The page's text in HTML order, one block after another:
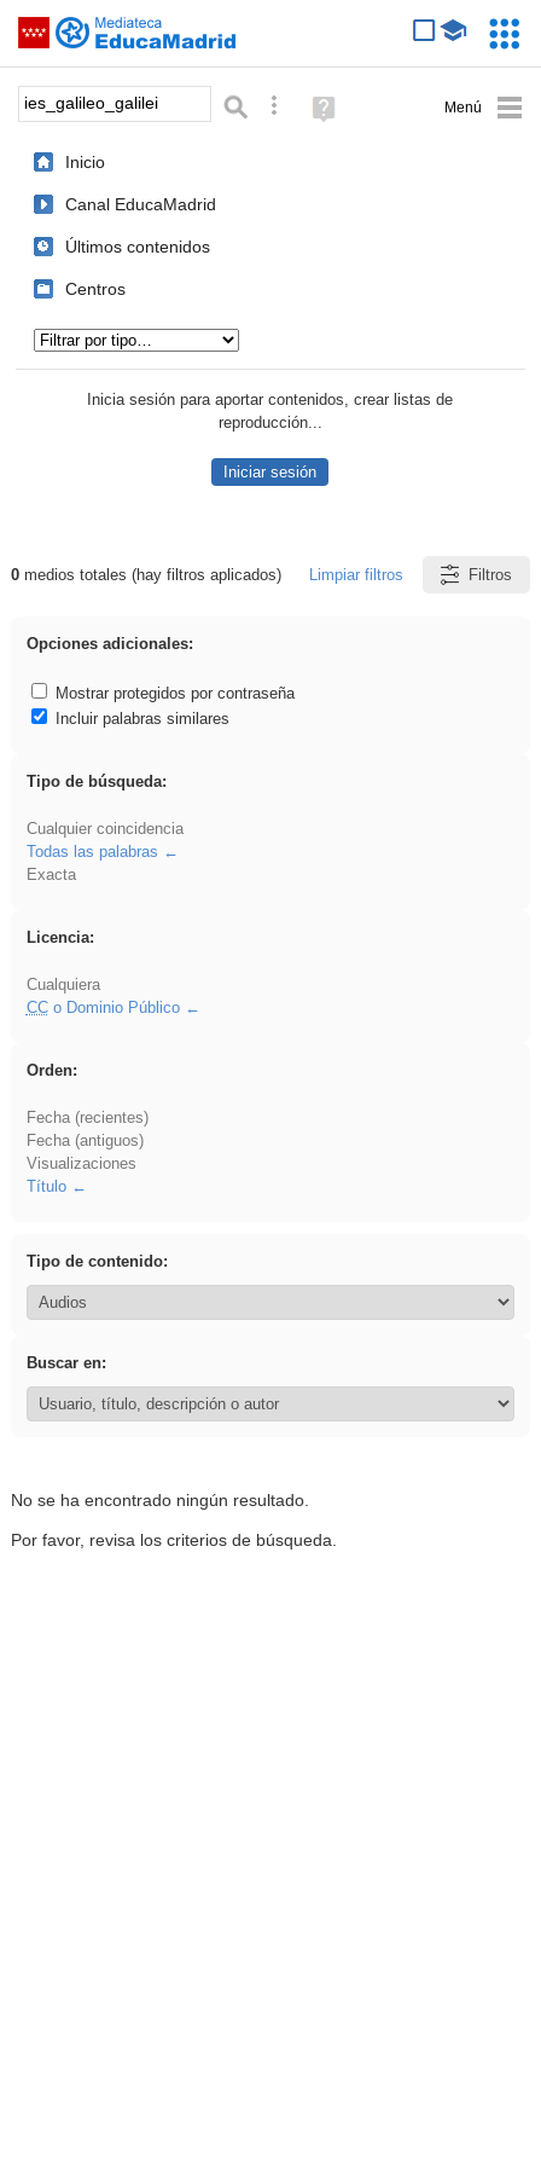
Saltar navegación
Palabra o frase: Búsqueda avanzada
Ayuda
(en
Inicio
Canal EducaMadrid
Últimos contenidos
Centros
Inicia sesión para aportar contenidos, crear listas de
reproducción...
Iniciar sesión
Resultados de: ies_galileo_galilei
0medios totales (hay filtros aplicados) Limpiar filtros Filtros
Opciones adicionales:
Mostrar protegidos por contraseña
Incluir palabras similares
Tipo de búsqueda:
Cualquier coincidencia
Todas las palabras
Exacta
Licencia:
Cualquiera
CCo Dominio Público
Orden:
Fecha (recientes)
Fecha (antiguos)
Visualizaciones
Título
Tipo de contenido:
Buscar en:
No se ha encontrado ningún resultado.
Por favor, revisa los criterios de búsqueda.